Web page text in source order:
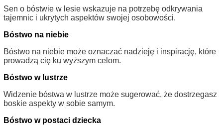
Sen o bóstwie w lesie wskazuje na potrzebę odkrywania
tajemnic i ukrytych aspektów swojej osobowości.
Bóstwo na niebie
Bóstwo na niebie może oznaczać nadzieję i inspirację, które
prowadzą cię ku wyższym celom.
Bóstwo w lustrze
Widzenie bóstwa w lustrze może sugerować, że dostrzegasz
boskie aspekty w sobie samym.
Bóstwo w postaci dziecka